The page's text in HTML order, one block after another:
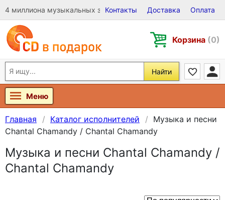
4 миллиона музыкальных записей на Виниле, CD и DVD
Контакты Доставка Оплата
Корзина (0)
Найти
Меню
Главная Каталог исполнителей
Музыка и песни
Chantal Chamandy / Chantal Chamandy
Музыка и песни Chantal Chamandy /
Chantal Chamandy